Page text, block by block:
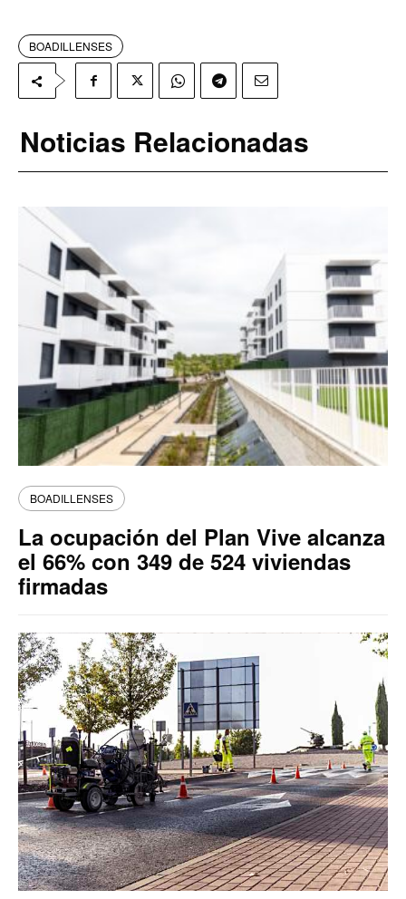
BOADILLENSES
Noticias Relacionadas
BOADILLENSES
La ocupación del Plan Vive alcanza
el 66% con 349 de 524 viviendas
firmadas